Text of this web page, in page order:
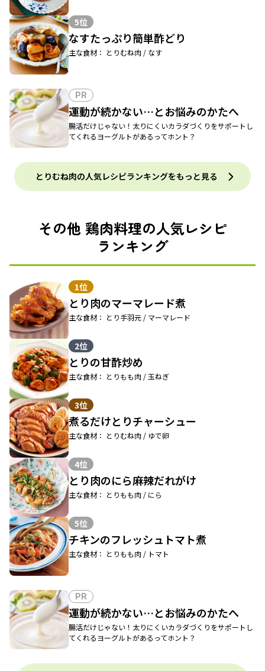
5位
なすたっぷり簡単酢どり
主な食材： とりむね肉 / なす
PR
運動が続かない…とお悩みのかたへ
腸活だけじゃない！太りにくいカラダづくりをサポートし
てくれるヨーグルトがあるってホント？
とりむね肉の人気レシピランキングをもっと見る
その他 鶏肉料理の人気レシピ
ランキング
1位
とり肉のマーマレード煮
主な食材： とり手羽元 / マーマレード
2位
とりの甘酢炒め
主な食材： とりもも肉 / 玉ねぎ
3位
煮るだけとりチャーシュー
主な食材： とりむね肉 / ゆで卵
4位
とり肉のにら麻辣だれがけ
主な食材： とりもも肉 / にら
5位
チキンのフレッシュトマト煮
主な食材： とりもも肉 / トマト
PR
運動が続かない…とお悩みのかたへ
腸活だけじゃない！太りにくいカラダづくりをサポートし
てくれるヨーグルトがあるってホント？